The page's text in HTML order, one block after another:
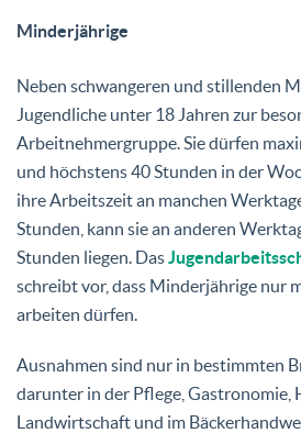
Minderjährige
Neben schwangeren und stillenden
Jugendliche unter 18 Jahren zur
Arbeitnehmergruppe. Sie dürfen
und höchstens 40 Stunden in der
ihre Arbeitszeit an manchen
Stunden, kann sie an anderen
Stunden liegen. Das
schreibt vor, dass Minderjährige nur
arbeiten dürfen.
Ausnahmen sind nur in bestimmten
darunter in der Pflege, Gastronomie,
Landwirtschaft und im